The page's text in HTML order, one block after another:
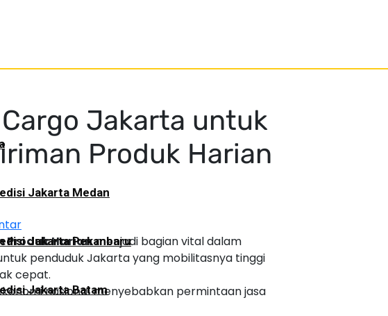
Jakarta Medan
Jakarta Pekanbaru
Jakarta Batam
Jakarta untuk
Produk Harian
Produk Harianmenjadi bagian vital dalam
penduduk Jakarta yang mobilitasnya tinggi
cepat.
nasional menyebabkan permintaan jasa